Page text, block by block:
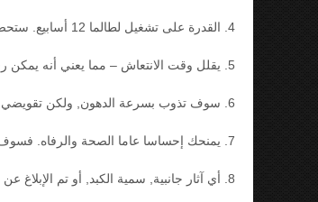
4. القدرة على تشغيل لطالما 12 أسابيع. ستحصل على نتائج أفضل وأفضل كلما كنت أعتبر.
5. يقلل وقت الانتعاش – مما يعني أنه يمكن رفع كل يوم تقريبا في حين أخذ GW.
6. سوف تذوب بسرعة الدهون, ولكن تقويضي عدم. وهذا يعني أنك سوف تبقى كل المكاسب الخاصة بك حين الحصول على أصغر حجما.
7. يمنحك إحساسا عاما الصحة والرفاه. فسوف يشعر مذهلة في الوقت الذي كنت عليه.
8. أي آثار جانبية, سمية الكبد, أو تم الإبلاغ عن قمع. ليس هناك حاجة لمعاهدة التعاون بشأن البراءات إما.